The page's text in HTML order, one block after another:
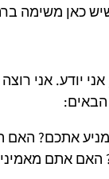
כאן משימה
יודע. אני
אתכם? האם
האם אתם